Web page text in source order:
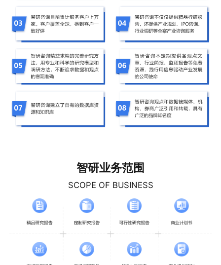
智研业务范围
SCOPE OF BUSINESS